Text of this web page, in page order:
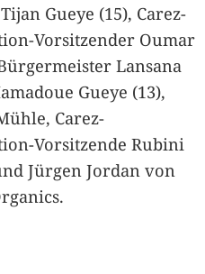
Gueye (15), Carez-
Vorsitzender Oumar
Lansana
Gueye (13),
Carez-
Vorsitzende Rubini
Jürgen Jordan von